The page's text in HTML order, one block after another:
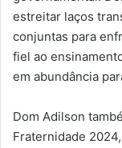
estreitar laços
conjuntas para
fiel ao
em abundância
Dom Adilson
Fraternidade